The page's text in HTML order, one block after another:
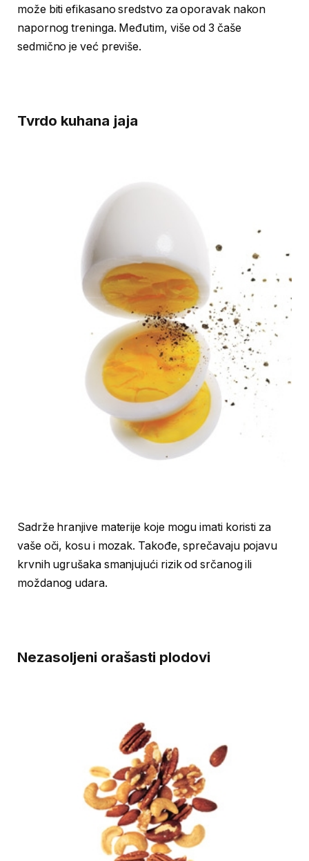
može biti efikasano sredstvo za oporavak nakon
napornog treninga. Međutim, više od 3 čaše
sedmično je već previše.
Tvrdo kuhana jaja
Sadrže hranjive materije koje mogu imati koristi za
vaše oči, kosu i mozak. Takođe, sprečavaju pojavu
krvnih ugrušaka smanjujući rizik od srčanog ili
moždanog udara.
Nezasoljeni orašasti plodovi